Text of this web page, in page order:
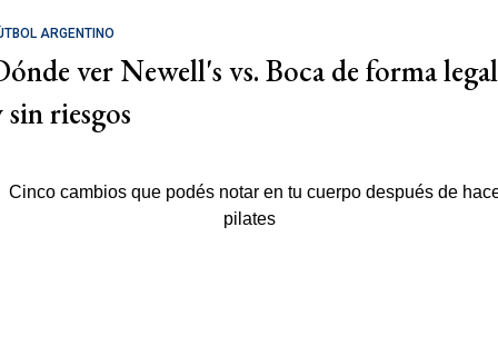
ARGENTINO
ver Newell's vs. Boca de forma legal
sin riesgos